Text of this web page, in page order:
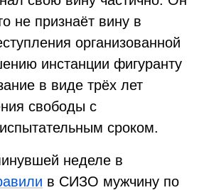
не признаёт вину в
организованной
инстанции фигуранту
в виде трёх лет
свободы с
сроком.
неделе в
в СИЗО мужчину по